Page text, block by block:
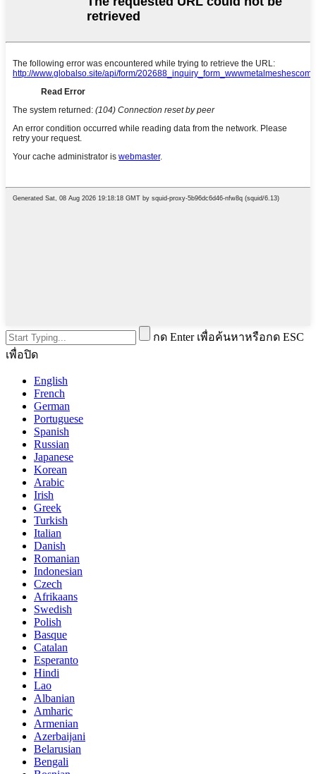
กด Enter เพื่อค้นหาหรือกด ESC
เพื่อปิด
English
French
German
Portuguese
Spanish
Russian
Japanese
Korean
Arabic
Irish
Greek
Turkish
Italian
Danish
Romanian
Indonesian
Czech
Afrikaans
Swedish
Polish
Basque
Catalan
Esperanto
Hindi
Lao
Albanian
Amharic
Armenian
Azerbaijani
Belarusian
Bengali